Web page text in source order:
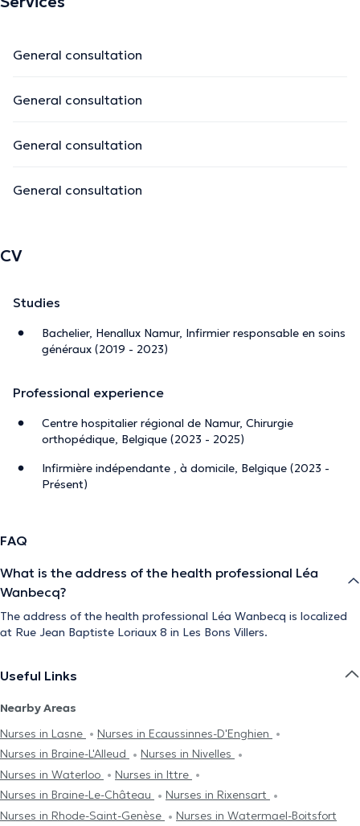
General consultation
General consultation
General consultation
General consultation
CV
Studies
Bachelier, Henallux Namur, Infirmier responsable en soins
généraux (2019 - 2023)
Professional experience
Centre hospitalier régional de Namur, Chirurgie
orthopédique, Belgique (2023 - 2025)
Infirmière indépendante , à domicile, Belgique (2023 -
Présent)
FAQ
What is the address of the health professional Léa
Wanbecq?
The address of the health professional Léa Wanbecq is localized
at Rue Jean Baptiste Loriaux 8 in Les Bons Villers.
Useful Links
Nearby Areas
Nurses in Lasne
Nurses in Ecaussinnes-D'Enghien
Nurses in Braine-L'Alleud
Nurses in Nivelles
Nurses in Waterloo
Nurses in Ittre
Nurses in Braine-Le-Château
Nurses in Rixensart
Nurses in Rhode-Saint-Genèse
Nurses in Watermael-Boitsfort